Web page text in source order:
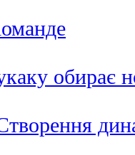
обирає